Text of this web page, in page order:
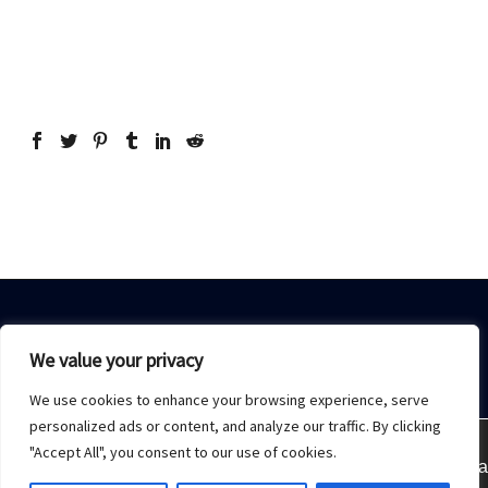
We value your privacy
We use cookies to enhance your browsing experience, serve
personalized ads or content, and analyze our traffic. By clicking
"Accept All", you consent to our use of cookies.
Sobre Nós Acesso restrito Contato
Estamos usando cookies para oferecer a melhor